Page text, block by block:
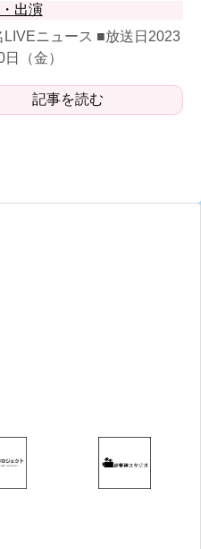
出演
LIVEニュース ■放送日2023
（金）
記事を読む